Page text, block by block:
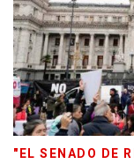
"EL SENADO DE